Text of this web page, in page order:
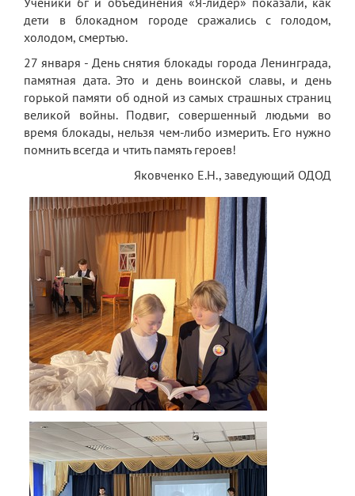
Платные образовательные услуги
Финансово-хозяйственная деятельность
Вакантные места для приема (перевода)
обучающихся
Стипендия и меры поддержки
обучающихся
Международное сотрудничество
Организация питания в лицее
О лицее
Визитная карточка
Учительская
Контакты и местонахождение
Экскурсии по лицею
Материально-техническая база
Платные образовательные услуги
История лицея
Документы
дети в блокадном городе сражались с голодом,
холодом, смертью.
27 января - День снятия блокады города Ленинграда,
памятная дата. Это и день воинской славы, и день
горькой памяти об одной из самых страшных страниц
великой войны. Подвиг, совершенный людьми во
время блокады, нельзя чем-либо измерить. Его нужно
помнить всегда и чтить память героев!
Яковченко Е.Н., заведующий ОДОД